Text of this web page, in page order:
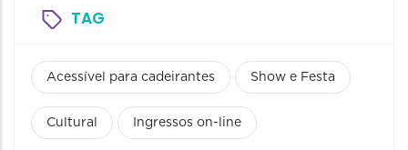
TAG
Acessível para cadeirantes Show e Festa
Cultural Ingressos on-line